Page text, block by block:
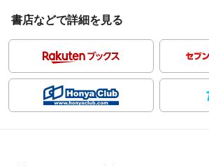
書店などで詳細を見る